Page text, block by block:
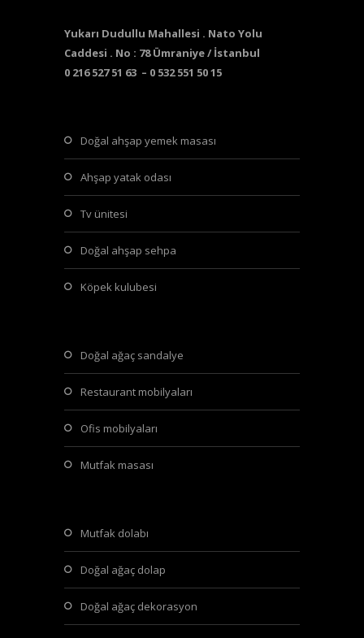
Yukarı Dudullu Mahallesi . Nato Yolu
Caddesi . No : 78 Ümraniye / İstanbul
0 216 527 51 63 – 0 532 551 50 15
doğal ahşap yemek masası
ahşap yatak odası
tv ünitesi
doğal ahşap sehpa
köpek kulubesi
doğal ağaç sandalye
restaurant mobilyaları
ofis mobilyaları
mutfak masası
mutfak dolabı
doğal ağaç dolap
doğal ağaç dekorasyon